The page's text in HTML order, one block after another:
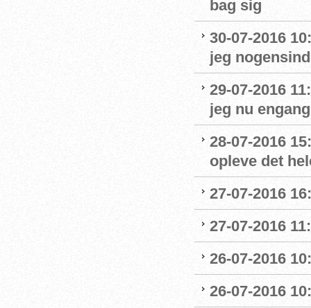
bag sig
30-07-2016
jeg
29-07-2016
jeg nu
28-07-2016
opleve det
27-07-2016
27-07-2016
26-07-2016
26-07-2016